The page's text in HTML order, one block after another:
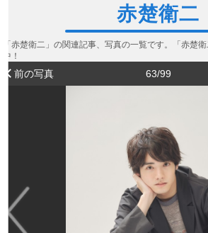
赤楚衛二
「赤楚衛二」の関連記事、写真の一覧です。「赤楚
中！
前の写真 63/99